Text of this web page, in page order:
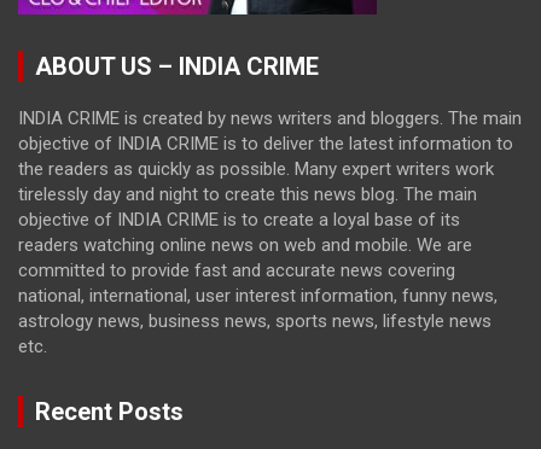
ABOUT US – INDIA CRIME
INDIA CRIME is created by news writers and bloggers. The main
objective of INDIA CRIME is to deliver the latest information to
the readers as quickly as possible. Many expert writers work
tirelessly day and night to create this news blog. The main
objective of INDIA CRIME is to create a loyal base of its
readers watching online news on web and mobile. We are
committed to provide fast and accurate news covering
national, international, user interest information, funny news,
astrology news, business news, sports news, lifestyle news
etc.
Recent Posts